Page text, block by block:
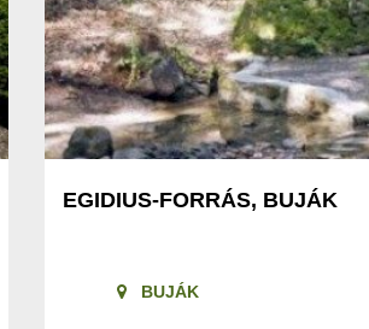
EGIDIUS-FORRÁS, BUJÁK
BUJÁK